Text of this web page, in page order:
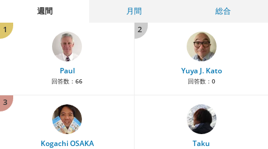
週間 月間
総合
1
Paul
回答数： 66
2
Yuya J. Kato
回答数： 0
3
Kogachi OSAKA Taku